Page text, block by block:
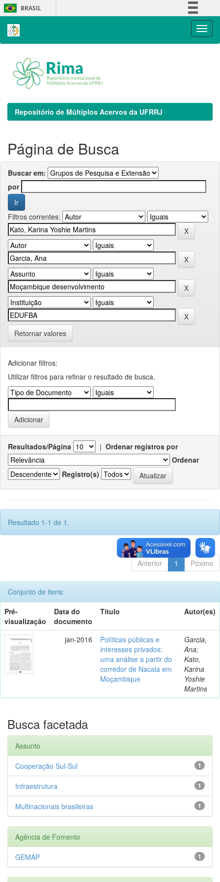
Skip
navigation
BRASIL
Repositório de Múltiplos Acervos da UFRRJ
Página de Busca
Buscar em:
por
Filtros correntes:
Retornar valores
Adicionar filtros:
Utilizar filtros para refinar o resultado de busca.
Resultados/Página | Ordenar registros por
Ordenar
Registro(s)
Resultado 1-1 de 1.
Anterior 1 Póximo
Conjunto de itens:
Pré-
visualização
Data do
documento
Título Autor(es)
jan-2016
Políticas públicas e
interesses privados:
uma análise a partir do
corredor de Nacala em
Moçambique
Garcia,
Ana;
Kato,
Karina
Yoshie
Martins
Busca facetada
Assunto
1
Cooperação Sul-Sul
1
Infraestrutura
1
Multinacionais brasileiras
Agência de Fomento
1
GEMAP